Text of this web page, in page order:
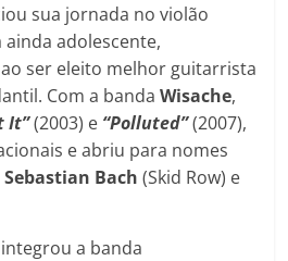
sua jornada no violão
adolescente,
ser eleito melhor guitarrista
Com a bandaWisache,
It”(2003) e “Polluted”(2007),
e abriu para nomes
Sebastian Bach (Skid Row) e
a banda